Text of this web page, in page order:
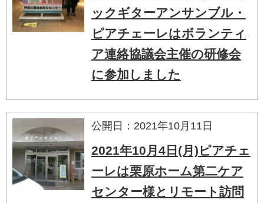
ックギターアンサンブル・
ピアチェーレはボランティ
ア連絡協議会主催の研修会
に参加しました
公開日：2021年10月11日
2021年10月4日(月)ピアチェ
ーレは栗原ホーム第二ケア
センター様とリモート訪問